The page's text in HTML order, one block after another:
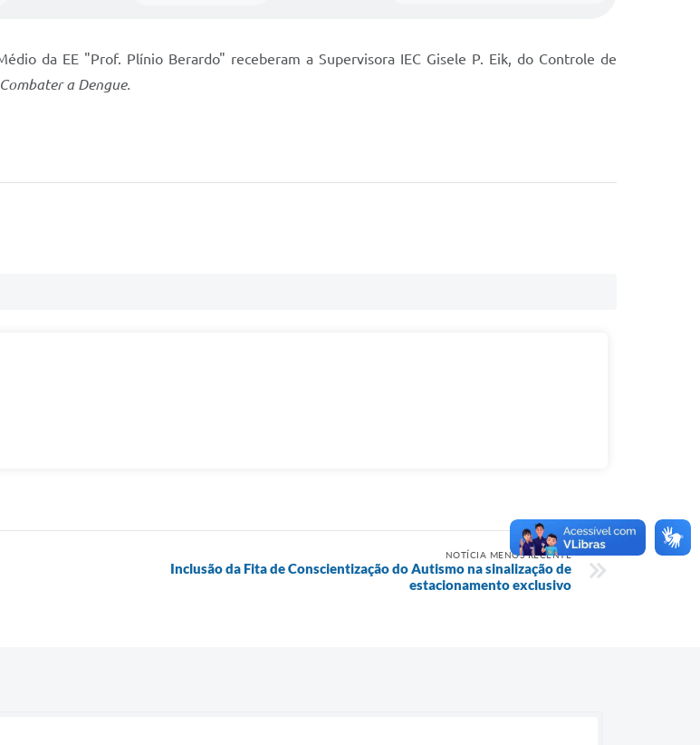
da EE "Prof. Plínio Berardo" receberam a Supervisora IEC Gisele P. Eik, do Controle de
a Dengue.
NOTÍCIA MENOS RECENTE
Inclusão da Fita de Conscientização do Autismo na sinalização de
estacionamento exclusivo